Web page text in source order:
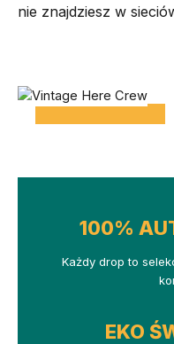
nie znajdziesz w
100%
Każdy drop to
EKO